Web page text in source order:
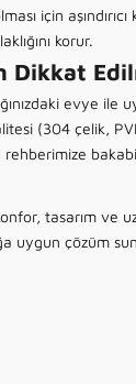
için
korur.
Dikkat
evye ile
(304 çelik,
rehberimize
tasarım ve
uygun çözüm